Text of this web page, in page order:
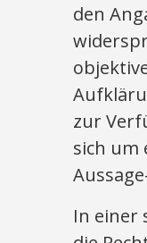
den
zur
sich um
In einer